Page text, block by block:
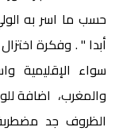
حسب ما اسر به
أبدا " . وفكرة
سواء الإقليمية
والمغرب، اضافة
الظروف جد